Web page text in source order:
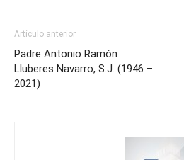
Artículo anterior
Padre Antonio Ramón
Lluberes Navarro, S.J. (1946 –
2021)